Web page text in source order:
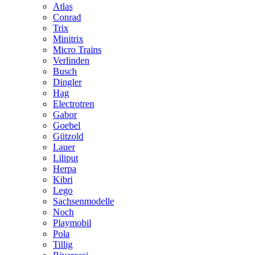
Atlas
Conrad
Trix
Minitrix
Micro Trains
Verlinden
Busch
Dingler
Hag
Electrotren
Gabor
Goebel
Gützold
Lauer
Liliput
Herpa
Kibri
Lego
Sachsenmodelle
Noch
Playmobil
Pola
Tillig